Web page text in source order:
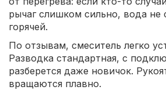
рычаг слишком сильно, вода не
горячей.
По отзывам, смеситель легко
Разводка стандартная, с
разберется даже новичок.
вращаются плавно.